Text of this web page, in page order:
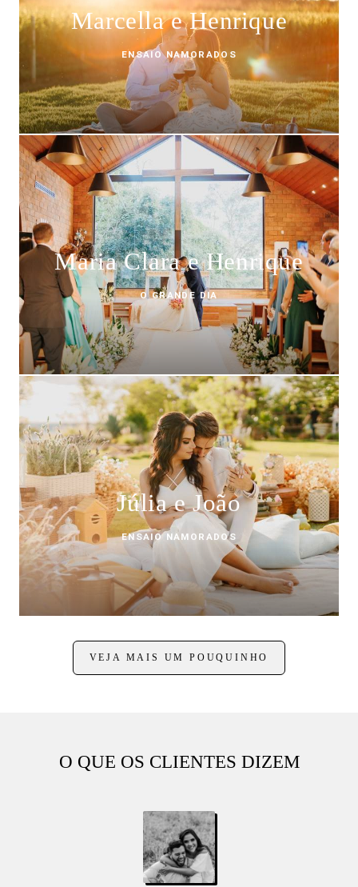
Marcella e Henrique
ENSAIO NAMORADOS
Maria Clara e Henrique
O GRANDE DIA
Júlia e João
ENSAIO NAMORADOS
VEJA MAIS UM POUQUINHO
O QUE OS CLIENTES DIZEM